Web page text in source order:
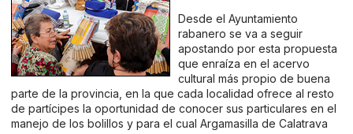
Desde el Ayuntamiento
rabanero se va a seguir
apostando por esta propuesta
que enraíza en el acervo
cultural más propio de buena
parte de la provincia, en la que cada localidad ofrece al resto
de partícipes la oportunidad de conocer sus particulares en el
manejo de los bolillos y para el cual Argamasilla de Calatrava